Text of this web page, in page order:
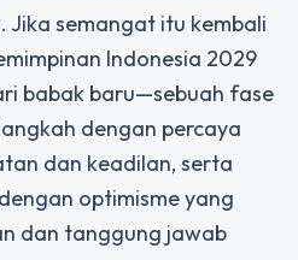
Jika semangat itu kembali
Indonesia 2029
babak baru—sebuah fase
dengan percaya
dan keadilan, serta
optimisme yang
dan tanggung jawab